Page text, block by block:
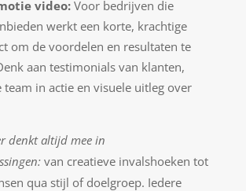
video: Voor bedrijven die
werkt een korte, krachtige
om de voordelen en resultaten te
aan testimonials van klanten,
team in actie en visuele uitleg over
denkt altijd mee in
van creatieve invalshoeken tot
qua stijl of doelgroep. Iedere